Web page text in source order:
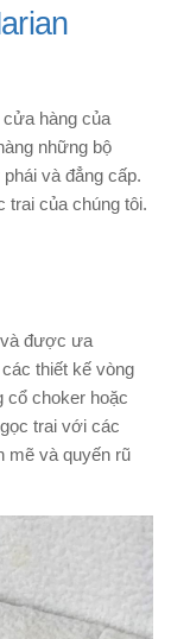
hàng của
những bộ
và đẳng cấp.
trai của chúng tôi.
và được ưa
thiết kế vòng
cổ choker hoặc
trai với các
mẽ và quyến rũ